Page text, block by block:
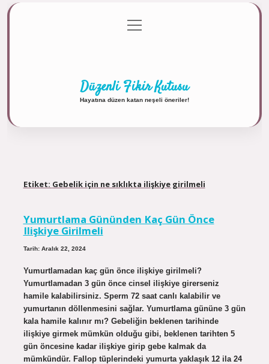
Gizlilik Politikası
menüyü
aç
Düzenli Fikir Kutusu
Hayatına düzen katan neşeli öneriler!
Etiket: Gebelik için ne sıklıkta ilişkiye girilmeli
Yumurtlama Gününden Kaç Gün Önce
Ilişkiye Girilmeli
Tarih: Aralık 22, 2024
Yumurtlamadan kaç gün önce ilişkiye girilmeli?
Yumurtlamadan 3 gün önce cinsel ilişkiye girerseniz
hamile kalabilirsiniz. Sperm 72 saat canlı kalabilir ve
yumurtanın döllenmesini sağlar. Yumurtlama gününe 3 gün
kala hamile kalınır mı? Gebeliğin beklenen tarihinde
ilişkiye girmek mümkün olduğu gibi, beklenen tarihten 5
gün öncesine kadar ilişkiye girip gebe kalmak da
mümkündür. Fallop tüplerindeki yumurta yaklaşık 12 ila 24